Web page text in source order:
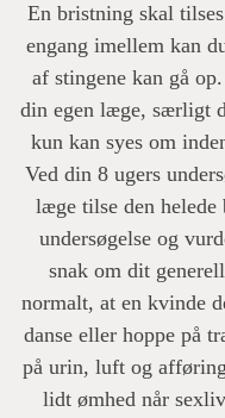
En bristning skal
engang imellem kan
af stingene kan gå
din egen læge, særligt
kun kan syes om
Ved din 8 ugers
læge tilse den
undersøgelse og
snak om dit
normalt, at en kvinde
danse eller hoppe på
på urin, luft og
lidt ømhed når